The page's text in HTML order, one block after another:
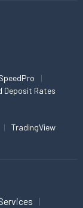
Deposit Rates
TradingView